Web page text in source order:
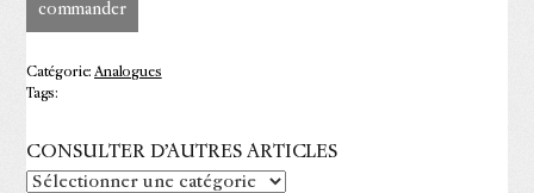
commander
Catégorie: Analogues
Tags:
CONSULTER D’AUTRES ARTICLES